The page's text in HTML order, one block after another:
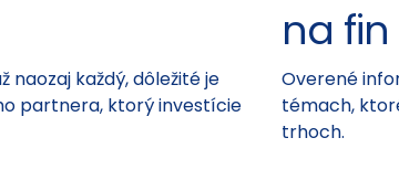
naozaj každý, dôležité je
partnera, ktorý investície
na
Overené
témach,